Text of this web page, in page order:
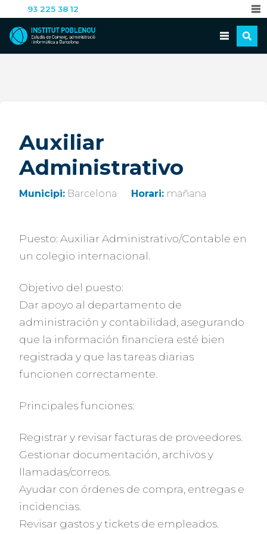
93 225 38 12
Auxiliar
Administrativo
Municipi: Barcelona Horari: mañana
Puesto: Auxiliar Administrativo/Contable en
un colegio internacional.
Objetivo del puesto:
Dar apoyo al departamento de
administración y contabilidad, asegurando
que la información financiera esté bien
registrada y que las tareas diarias
funcionen correctamente.
Principales funciones:
Registrar y revisar facturas de proveedores.
Gestionar documentación, archivos y
llamadas/correos.
Ayudar con órdenes de compra, entregas e
incidencias.
Revisar gastos y tickets de empleados.